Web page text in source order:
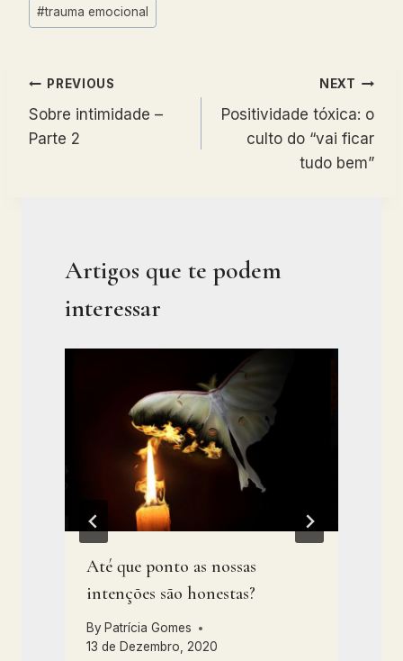
#trauma emocional
Navegação
de
PREVIOUS
Sobre intimidade –
Parte 2
NEXT
Positividade tóxica: o
culto do “vai ficar
tudo bem”
Artigos que te podem
interessar
Até que ponto as nossas
intenções são honestas?
By Patrícia Gomes
13 de Dezembro, 2020